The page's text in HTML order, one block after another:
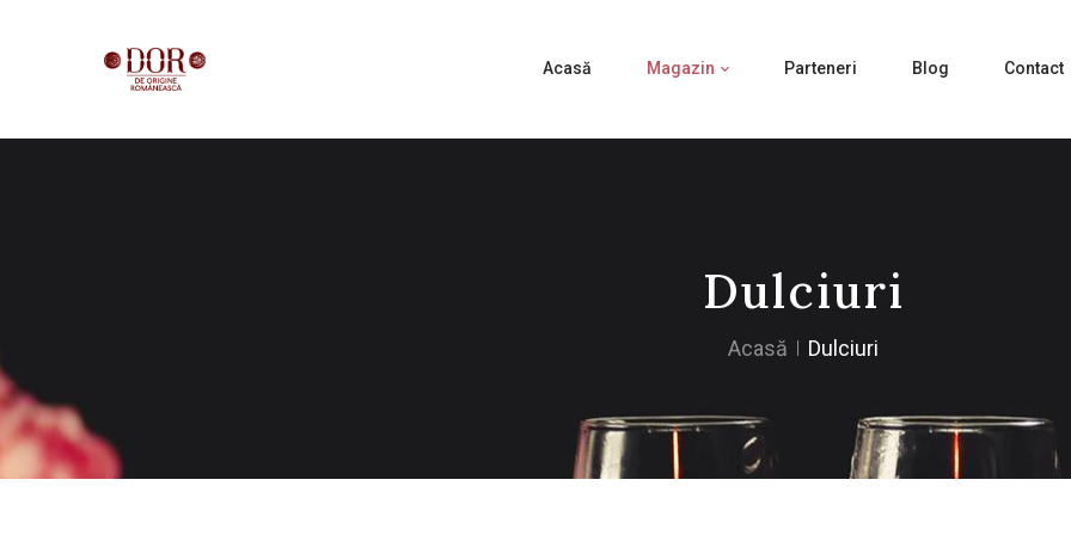
Acasă Magazin Parteneri Blog Contact
Dulciuri
Acasă Dulciuri